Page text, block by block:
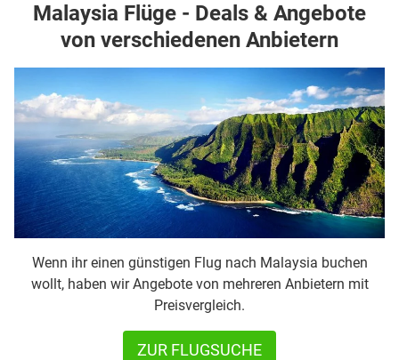
Malaysia Flüge - Deals & Angebote
von verschiedenen Anbietern
Wenn ihr einen günstigen Flug nach Malaysia buchen
wollt, haben wir Angebote von mehreren Anbietern mit
Preisvergleich.
ZUR FLUGSUCHE